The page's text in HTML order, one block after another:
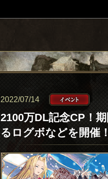
2022/07/14
2100万DL記念CP！
るログボなどを開催！